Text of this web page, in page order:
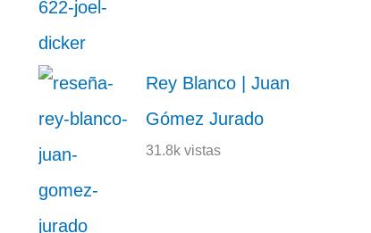
Rey Blanco | Juan
Gómez Jurado
31.8k vistas